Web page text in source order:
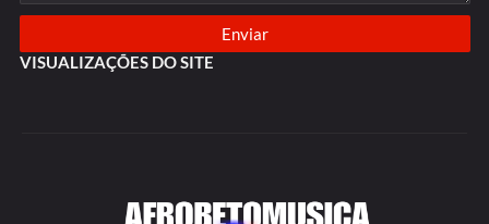
VISUALIZAÇÕES DO SITE